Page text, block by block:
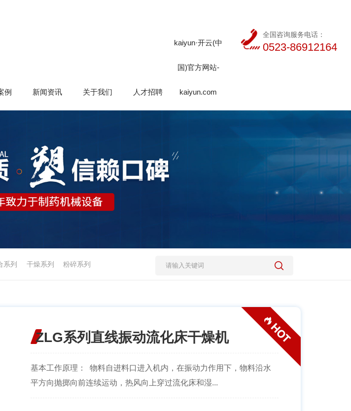
例 新闻资讯 关于我们 人才招聘
kaiyun·开云(中
国)官方网站-
kaiyun.com
全国咨询服务电话：
0523-86912164
系列 干燥系列 粉碎系列
ZLG系列直线振动流化床干燥机
基本工作原理： 物料自进料口进入机内，在振动力作用下，物料沿水
平方向抛掷向前连续运动，热风向上穿过流化床和湿...